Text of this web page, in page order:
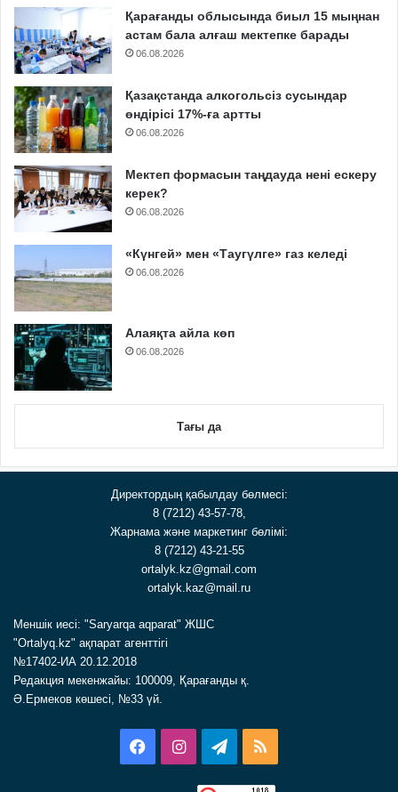
Қарағанды облысында биыл 15 мыңнан
астам бала алғаш мектепке барады
06.08.2026
Қазақстанда алкогольсіз сусындар
өндірісі 17%-ға артты
06.08.2026
Мектеп формасын таңдауда нені ескеру
керек?
06.08.2026
«Күнгей» мен «Таугүлге» газ келеді
06.08.2026
Алаяқта айла көп
06.08.2026
Тағы да
Директордың қабылдау бөлмесі:
8 (7212) 43-57-78,
Жарнама және маркетинг бөлімі:
8 (7212) 43-21-55
ortalyk.kz@gmail.com
ortalyk.kaz@mail.ru
Меншік иесі: "Saryarqa aqparat" ЖШС
"Ortalyq.kz" ақпарат агенттігі
№17402-ИА 20.12.2018
Редакция мекенжайы: 100009, Қарағанды қ.
Ә.Ермеков көшесі, №33 үй.
FacebookInstagramTelegram